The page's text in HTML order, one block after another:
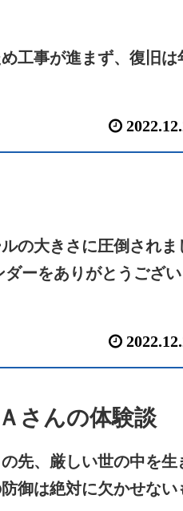
工事が進まず、復旧は
の大きさに圧倒されま
ーをありがとうござい
さんの体験談
先、厳しい世の中を生
御は絶対に欠かせない